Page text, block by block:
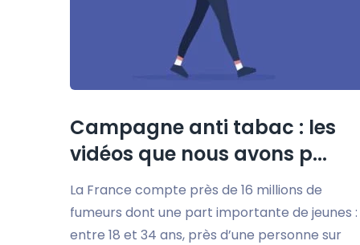
Campagne anti tabac : les
vidéos que nous avons p...
La France compte près de 16 millions de
fumeurs dont une part importante de jeunes :
entre 18 et 34 ans, près d’une personne sur